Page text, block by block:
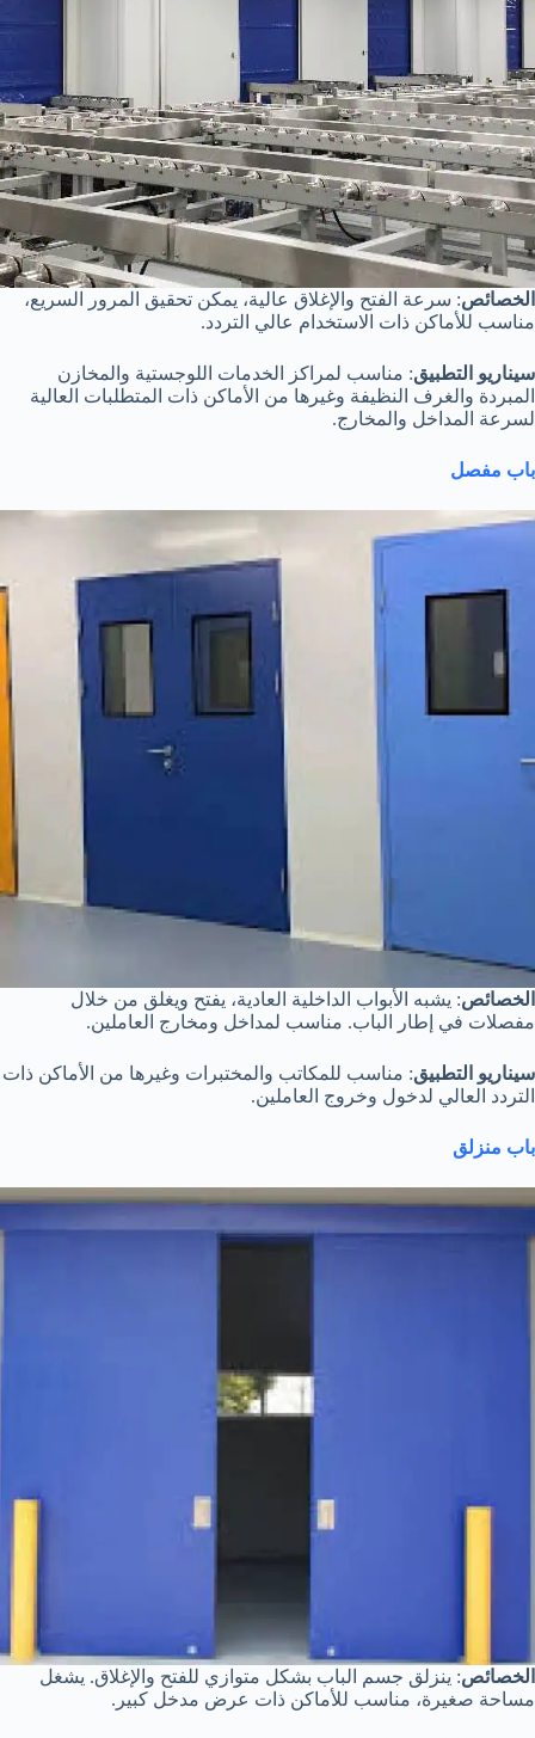
الخصائص: سرعة الفتح والإغلاق عالية، يمكن تحقيق المرور السريع،
مناسب للأماكن ذات الاستخدام عالي التردد.
سيناريو التطبيق: مناسب لمراكز الخدمات اللوجستية والمخازن
المبردة والغرف النظيفة وغيرها من الأماكن ذات المتطلبات العالية
لسرعة المداخل والمخارج.
باب مفصل
الخصائص: يشبه الأبواب الداخلية العادية، يفتح ويغلق من خلال
مفصلات في إطار الباب. مناسب لمداخل ومخارج العاملين.
سيناريو التطبيق: مناسب للمكاتب والمختبرات وغيرها من الأماكن ذات
التردد العالي لدخول وخروج العاملين.
باب منزلق
الخصائص: ينزلق جسم الباب بشكل متوازي للفتح والإغلاق. يشغل
مساحة صغيرة، مناسب للأماكن ذات عرض مدخل كبير.